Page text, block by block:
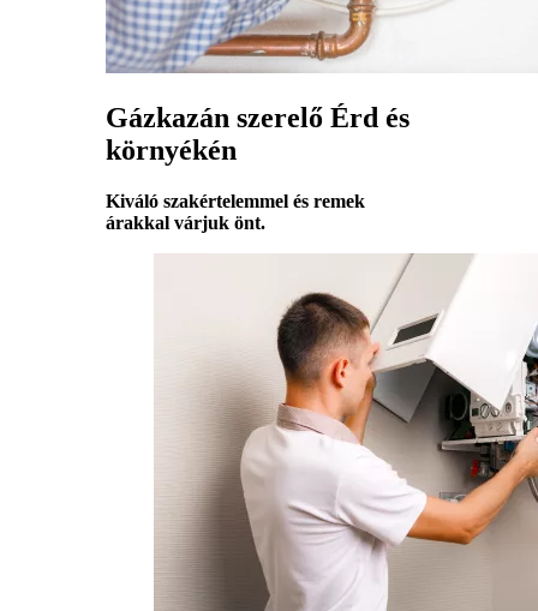
Gázkazán szerelő Érd és
környékén
Kiváló szakértelemmel és remek
árakkal várjuk önt.